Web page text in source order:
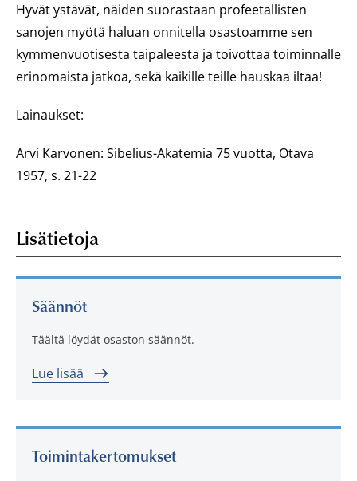
Hyvät ystävät, näiden suorastaan profeetallisten
sanojen myötä haluan onnitella osastoamme sen
kymmenvuotisesta taipaleesta ja toivottaa toiminnalle
erinomaista jatkoa, sekä kaikille teille hauskaa iltaa!
Lainaukset:
Arvi Karvonen: Sibelius-Akatemia 75 vuotta, Otava
1957, s. 21-22
Lisätietoja
Säännöt
Täältä löydät osaston säännöt.
Lue lisää
Toimintakertomukset